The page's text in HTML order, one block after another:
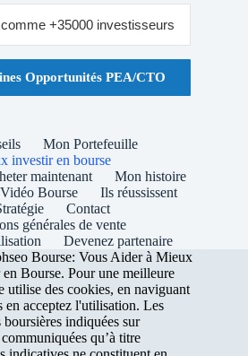
Opportunités PEA/CTO
Mon Portefeuille
investir en bourse
maintenant
Mon histoire
Vidéo Bourse
Ils réussissent
Contact
générales de vente
Devenez partenaire
Bourse: Vous Aider à Mieux
Bourse. Pour une meilleure
utilise des cookies, en naviguant
en acceptez l'utilisation. Les
indiquées sur
qu’à titre